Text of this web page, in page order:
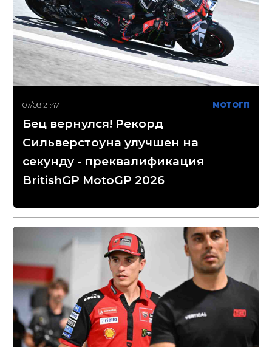
07/08 21:47 МОТОГП
Бец вернулся! Рекорд
Сильверстоуна улучшен на
секунду - преквалификация
BritishGP MotoGP 2026